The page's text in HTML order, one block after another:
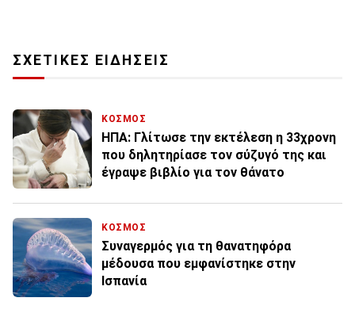
ΣΧΕΤΙΚΕΣ ΕΙΔΗΣΕΙΣ
ΚΟΣΜΟΣ
ΗΠΑ: Γλίτωσε την εκτέλεση η 33χρονη
που δηλητηρίασε τον σύζυγό της και
έγραψε βιβλίο για τον θάνατο
ΚΟΣΜΟΣ
Συναγερμός για τη θανατηφόρα
μέδουσα που εμφανίστηκε στην
Ισπανία